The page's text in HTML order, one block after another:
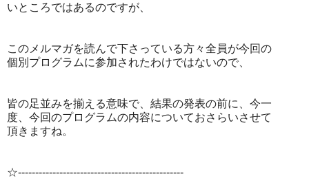
いところではあるのですが、
このメルマガを読んで下さっている方々全員が今回の
個別プログラムに参加されたわけではないので、
皆の足並みを揃える意味で、結果の発表の前に、今一
度、今回のプログラムの内容についておさらいさせて
頂きますね。
☆------------------------------------------------